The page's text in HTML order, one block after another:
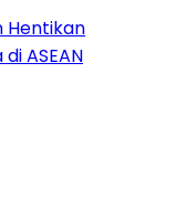
Hentikan
ASEAN